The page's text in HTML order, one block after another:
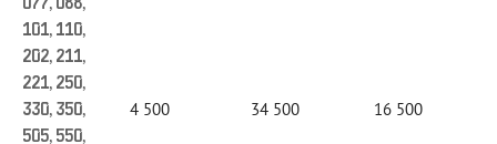
101, 110,
202, 211,
221, 250,
330, 350,
505, 550,
4 500 34 500 16 500